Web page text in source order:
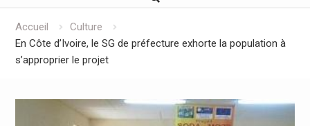
Accueil
Culture
En Côte d’Ivoire, le SG de préfecture exhorte la population à
s’approprier le projet